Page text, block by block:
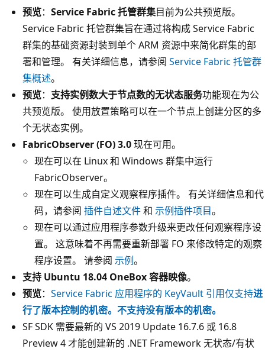
预览： Service Fabric 托管群集目前为公共预览版。
Service Fabric 托管群集旨在通过将构成 Service Fabric
群集的基础资源封装到单个 ARM 资源中来简化群集的部
署和管理。 有关详细信息，请参阅 Service Fabric 托管群
集概述。
预览： 支持实例数大于节点数的无状态服务功能现在为公
共预览版。 使用放置策略可以在一个节点上创建分区的多
个无状态实例。
FabricObserver (FO) 3.0现在可用。
现在可以在 Linux 和 Windows 群集中运行
FabricObserver。
现在可以生成自定义观察程序插件。 有关详细信息和代
码，请参阅 插件自述文件和 示例插件项目。
现在可以通过应用程序参数升级来更改任何观察程序设
置。 这意味着不再需要重新部署 FO 来修改特定的观察
程序设置。 请参阅 示例。
支持 Ubuntu 18.04 OneBox 容器映像。
预览： Service Fabric 应用程序的 KeyVault 引用仅支持进
行了版本控制的机密。不支持没有版本的机密。
SF SDK 需要最新的 VS 2019 Update 16.7.6 或 16.8
Preview 4 才能创建新的 .NET Framework 无状态/有状